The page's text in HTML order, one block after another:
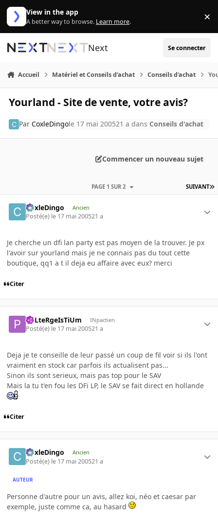
Aller au contenu
View in the app
A better way to browse. Learn more. ×
Next Se connecter
Accueil Matériel et Conseils d'achat Conseils d'achat
Yourland - Site de vente, votre avis?
ParCoxleDingole 17 mai 200521 a dans Conseils d'achat
Commencer un nouveau sujet
SUIVANT
PAGE 1 SUR 2
CoxleDingo Ancien
Posté(e) le 17 mai 200521 a
Je cherche un dfi lan party est pas moyen de la trouver. Je px
l'avoir sur yourland mais je ne connais pas du tout cette
boutique, qq1 a t il deja eu affaire avec eux? merci
Citer
PoLteRgeIsTiUm INpactien
Posté(e) le 17 mai 200521 a
Deja je te conseille de leur passé un coup de fil voir si ils l'ont
vraiment en stock car parfois ils actualisent pas...
Sinon ils sont serieux, mais pas top pour le SAV
Mais la tu t'en fou les DFi LP, le SAV se fait direct en hollande
Citer
CoxleDingo Ancien
Posté(e) le 17 mai 200521 a
AUTEUR
Personne d'autre pour un avis, allez koi, néo et caesar par
exemple, juste comme ca, au hasard